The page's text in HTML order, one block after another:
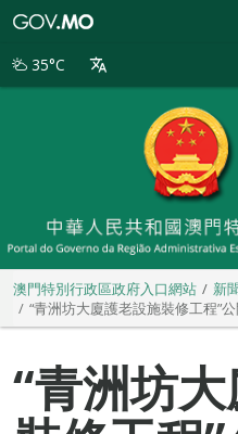
別
35°C
澳門特別行政區政府入口網站
新
“青洲坊大廈護老設施裝修工程”
“青洲坊